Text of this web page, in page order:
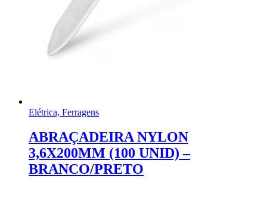
Elétrica, Ferragens
ABRAÇADEIRA NYLON
3,6X200MM (100 UNID) –
BRANCO/PRETO